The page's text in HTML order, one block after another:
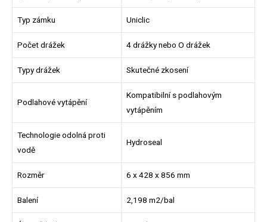
Typ zámku Uniclic
Počet drážek 4 drážky nebo O drážek
Typy drážek Skutečné zkosení
Podlahové vytápění
Kompatibilní s podlahovým
vytápěním
Technologie odolná proti
vodě
Hydroseal
Rozměr 6 x 428 x 856 mm
Balení 2,198 m2/bal